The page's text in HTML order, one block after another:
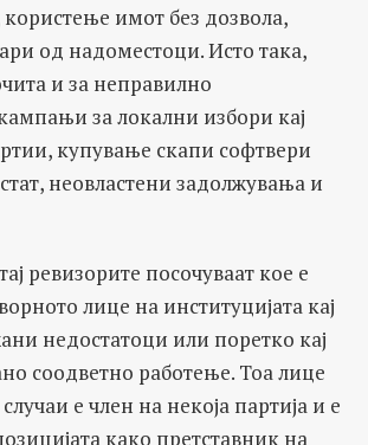
користење имот без дозвола,
од надоместоци. Исто така,
и за неправилно
за локални избори кај
купување скапи софтвери
неовластени задолжувања и
ревизорите посочуваат кое е
лице на институцијата кај
недостатоци или поретко кај
соодветно работење. Тоа лице
е член на некоја партија и е
како претставник на